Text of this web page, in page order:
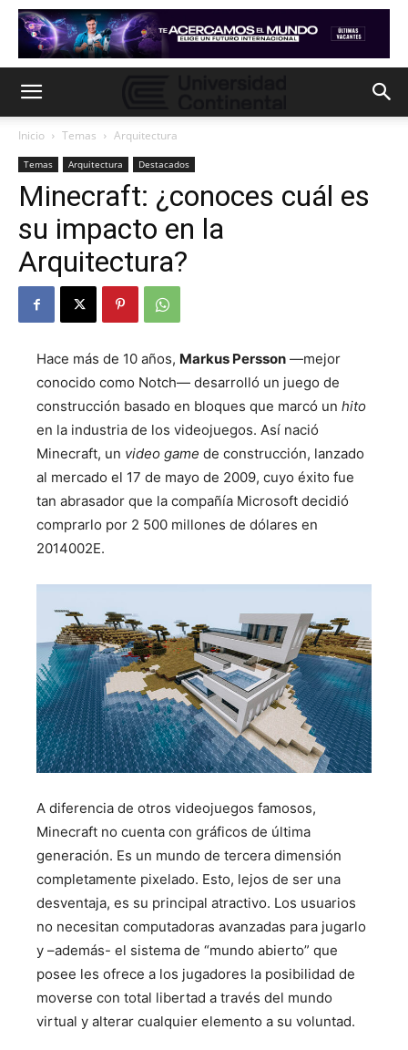
Inicio Temas Arquitectura
Temas Arquitectura Destacados
Minecraft: ¿conoces cuál es
su impacto en la
Arquitectura?
Hace más de 10 años, Markus Persson —mejor
conocido como Notch— desarrolló un juego de
construcción basado en bloques que marcó un hito
en la industria de los videojuegos. Así nació
Minecraft, un video game de construcción, lanzado
al mercado el 17 de mayo de 2009, cuyo éxito fue
tan abrasador que la compañía Microsoft decidió
comprarlo por 2 500 millones de dólares en
2014002E.
A diferencia de otros videojuegos famosos,
Minecraft no cuenta con gráficos de última
generación. Es un mundo de tercera dimensión
completamente pixelado. Esto, lejos de ser una
desventaja, es su principal atractivo. Los usuarios
no necesitan computadoras avanzadas para jugarlo
y –además- el sistema de “mundo abierto” que
posee les ofrece a los jugadores la posibilidad de
moverse con total libertad a través del mundo
virtual y alterar cualquier elemento a su voluntad.